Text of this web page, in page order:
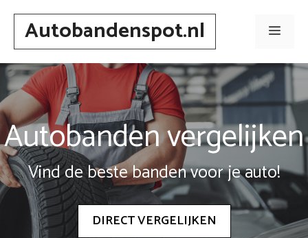
Spring
inhoudAutobandenspot.nl Menu
Autobanden vergelijken
Vind de beste banden voor je auto!
DIRECT VERGELIJKEN